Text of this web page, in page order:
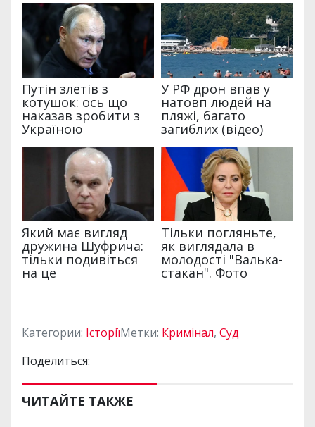
Категории: ІсторіїМетки: Кримінал, Суд
Поделиться:
ЧИТАЙТЕ ТАКЖЕ